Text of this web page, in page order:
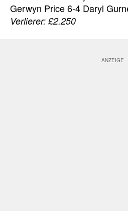
Gerwyn Price 6-4 Daryl
Verlierer: £2.250